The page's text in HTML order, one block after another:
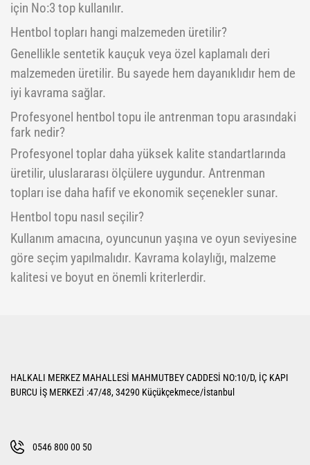
için No:3 top kullanılır.
Hentbol topları hangi malzemeden üretilir?
Genellikle sentetik kauçuk veya özel kaplamalı deri
malzemeden üretilir. Bu sayede hem dayanıklıdır hem de
iyi kavrama sağlar.
Profesyonel hentbol topu ile antrenman topu arasındaki
fark nedir?
Profesyonel toplar daha yüksek kalite standartlarında
üretilir, uluslararası ölçülere uygundur. Antrenman
topları ise daha hafif ve ekonomik seçenekler sunar.
Hentbol topu nasıl seçilir?
Kullanım amacına, oyuncunun yaşına ve oyun seviyesine
göre seçim yapılmalıdır. Kavrama kolaylığı, malzeme
kalitesi ve boyut en önemli kriterlerdir.
HALKALI MERKEZ MAHALLESİ MAHMUTBEY CADDESİ NO:10/D, İÇ KAPI
BURCU İŞ MERKEZİ :47/48, 34290 Küçükçekmece/İstanbul
0546 800 00 50